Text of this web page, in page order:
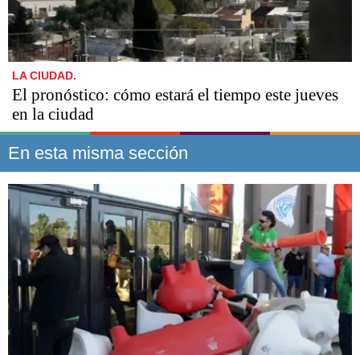
LA CIUDAD.
El pronóstico: cómo estará el tiempo este jueves
en la ciudad
En esta misma sección